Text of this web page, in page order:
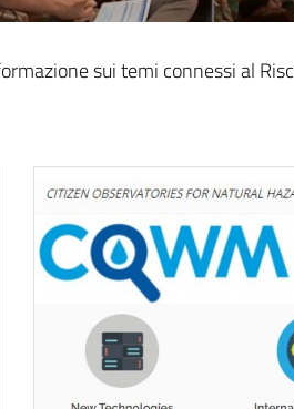
sui temi connessi al